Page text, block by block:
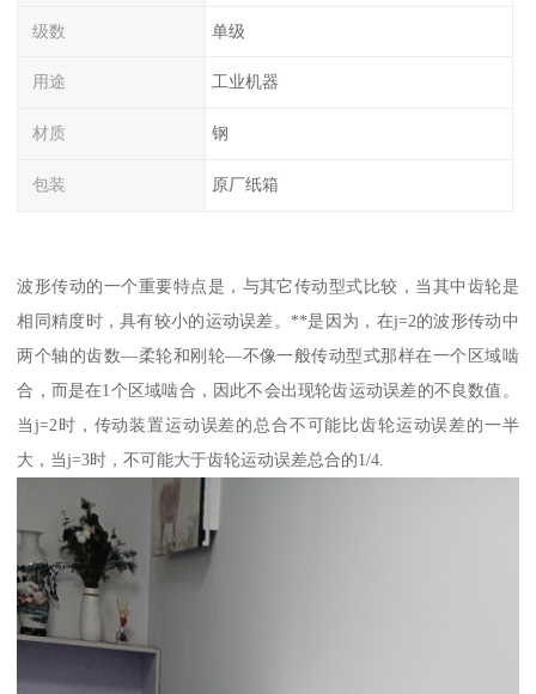
级数 单级
用途 工业机器
材质 钢
包装 原厂纸箱
波形传动的一个重要特点是，与其它传动型式比较，当其中齿轮是
相同精度时，具有较小的运动误差。**是因为，在j=2的波形传动中
两个轴的齿数—柔轮和刚轮—不像一般传动型式那样在一个区域啮
合，而是在1个区域啮合，因此不会出现轮齿运动误差的不良数值。
当j=2时，传动装置运动误差的总合不可能比齿轮运动误差的一半
大，当j=3时，不可能大于齿轮运动误差总合的1/4.